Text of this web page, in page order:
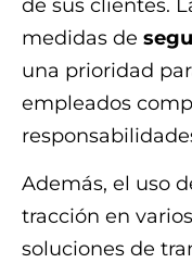
de sus clientes.
medidas de
una prioridad
empleados
Además, el uso
tracción en
soluciones de